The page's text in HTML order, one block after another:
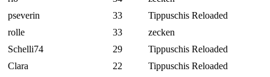
pseverin
33
Tippuschis Reloaded
rolle
33
zecken
Schelli74
29
Tippuschis Reloaded
Clara
22
Tippuschis Reloaded